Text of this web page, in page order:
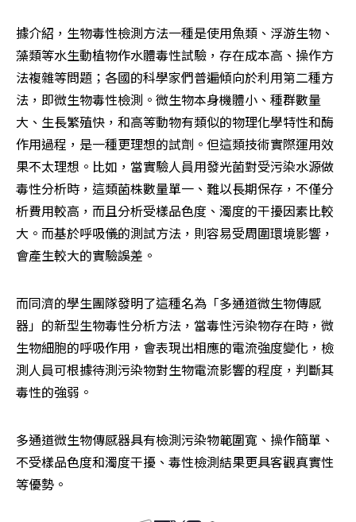
據介紹，生物毒性檢測方法一種是使用魚類、浮游生物、
藻類等水生動植物作水體毒性試驗，存在成本高、操作方
法複雜等問題；各國的科學家們普遍傾向於利用第二種方
法，即微生物毒性檢測。微生物本身機體小、種群數量
大、生長繁殖快，和高等動物有類似的物理化學特性和酶
作用過程，是一種更理想的試劑。但這類技術實際運用效
果不太理想。比如，當實驗人員用發光菌對受污染水源做
毒性分析時，這類菌株數量單一、難以長期保存，不僅分
析費用較高，而且分析受樣品色度、濁度的干擾因素比較
大。而基於呼吸儀的測試方法，則容易受周圍環境影響，
會產生較大的實驗誤差。
而同濟的學生團隊發明了這種名為「多通道微生物傳感
器」的新型生物毒性分析方法，當毒性污染物存在時，微
生物細胞的呼吸作用，會表現出相應的電流強度變化，檢
測人員可根據待測污染物對生物電流影響的程度，判斷其
毒性的強弱。
多通道微生物傳感器具有檢測污染物範圍寬、操作簡單、
不受樣品色度和濁度干擾、毒性檢測結果更具客觀真實性
等優勢。